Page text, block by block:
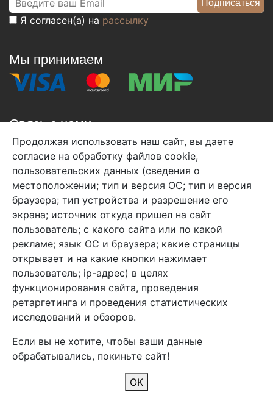
Я согласен(а) на рассылку
Мы принимаем
Связь с нами
+7 (495) 933-38-08
info@arben-textile.ru- оптовые продажи
Арбен текстиль г. Щелково, пер.
1-й Советский д.25, владение 2.
Мы в соц. сетях
Продолжая использовать наш сайт, вы даете
согласие на обработку файлов cookie,
пользовательских данных (сведения о
местоположении; тип и версия ОС; тип и версия
браузера; тип устройства и разрешение его
экрана; источник откуда пришел на сайт
пользователь; с какого сайта или по какой
рекламе; язык ОС и браузера; какие страницы
открывает и на какие кнопки нажимает
пользователь; ip-адрес) в целях
функционирования сайта, проведения
ретаргетинга и проведения статистических
исследований и обзоров.
Если вы не хотите, чтобы ваши данные
обрабатывались, покиньте сайт!
ОК